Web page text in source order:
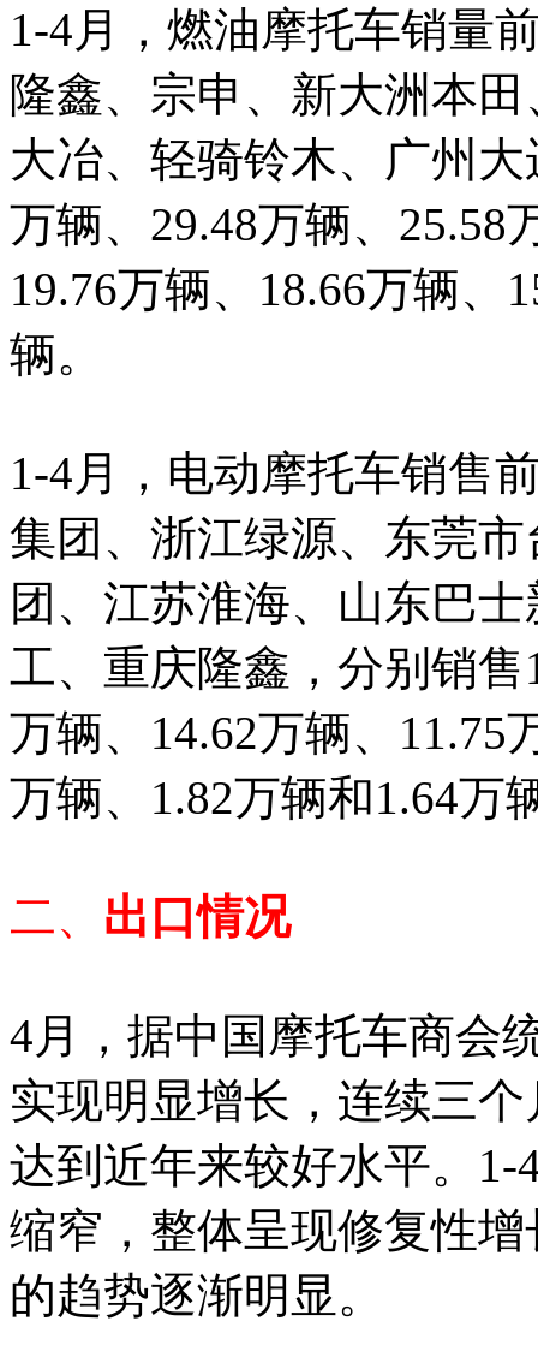
1-4月，燃油摩托车销量
隆鑫、宗申、新大洲本
大冶、轻骑铃木、广州
万辆、29.48万辆、25.58
19.76万辆、18.66万辆、
辆。
1-4月，电动摩托车销售
集团、浙江绿源、东莞
团、江苏淮海、山东巴
工、重庆隆鑫，分别销售
万辆、14.62万辆、11.75
万辆、1.82万辆和1.64万
二、 出口情况
4月，据中国摩托车商会
实现明显增长，连续三
达到近年来较好水平。
缩窄，整体呈现修复性
的趋势逐渐明显。